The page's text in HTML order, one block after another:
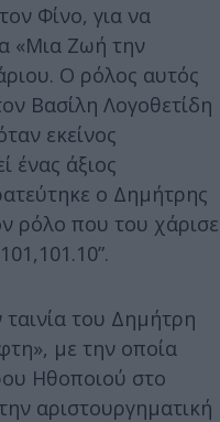
Φίνο, για να
«Μια Ζωή την
Ο ρόλος αυτός
Βασίλη Λογοθετίδη
εκείνος
ένας άξιος
ο Δημήτρης
ρόλο που του χάρισε
του Δημήτρη
με την οποία
Ηθοποιού στο
αριστουργηματική